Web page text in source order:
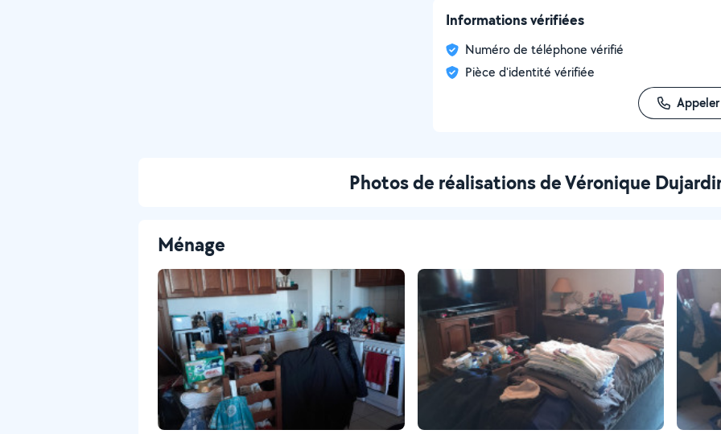
Informations vérifiées
Numéro de téléphone vérifié
Pièce d'identité vérifiée
Appeler
Photos de réalisations de Véronique
Ménage